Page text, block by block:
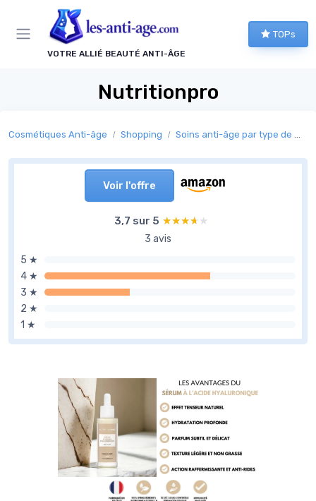
VOTRE ALLIÉ BEAUTÉ ANTI-ÂGE
TOPs
Nutritionpro
Cosmétiques Anti-âge Shopping Soins anti-âge par type de peau
Voir l'offre
3,7 sur 5 ★★★★★
★★★★★
3 avis
5 ★
4 ★
3 ★
2 ★
1 ★
Panneau de gestion des cookies